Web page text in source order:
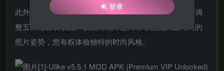
此外，它还可以帮助您在屏幕上拥有一张明亮的脸，并调
整五种感官以取悦。该应用程序还将引导您找到最时尚的
照片姿势，您有权体验独特的时尚风格。
登录